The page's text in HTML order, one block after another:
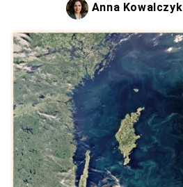
Anna Kowalczyk